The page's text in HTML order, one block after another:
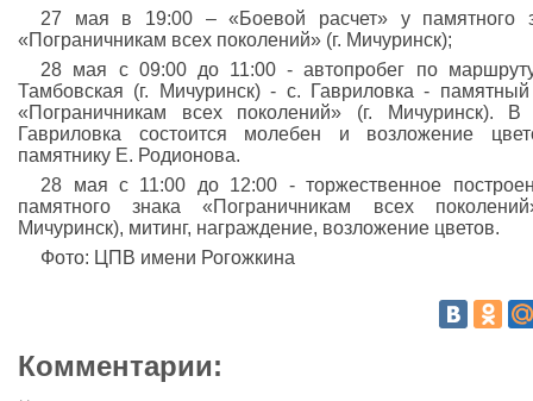
27 мая в 19:00 – «Боевой расчет» у памятного
«Пограничникам всех поколений» (г. Мичуринск);
28 мая с 09:00 до 11:00 - автопробег по
Тамбовская (г. Мичуринск) - с. Гавриловка - памятный
«Пограничникам всех поколений» (г. Мичуринск). В
Гавриловка состоится молебен и возложение
памятнику Е. Родионова.
28 мая с 11:00 до 12:00 - торжественное
памятного знака «Пограничникам всех
Мичуринск), митинг, награждение, возложение цветов.
Фото: ЦПВ имени Рогожкина
Комментарии: